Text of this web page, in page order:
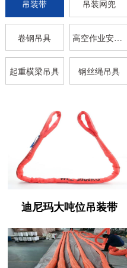
吊装带 吊装网兜
卷钢吊具 高空作业安全带
起重横梁吊具 钢丝绳吊具
迪尼玛大吨位吊装带